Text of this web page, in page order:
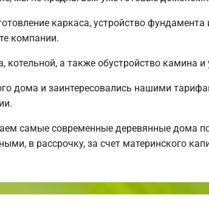
каркаса, устройство фундамента
компании.
а также обустройство камина и
дома и заинтересовались нашими
самые современные деревянные дома
в рассрочку, за счет материнского